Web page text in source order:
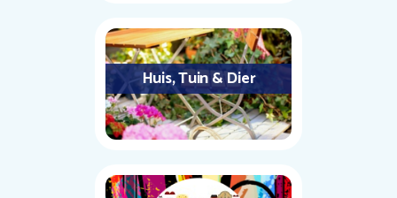
Huis, Tuin & Dier